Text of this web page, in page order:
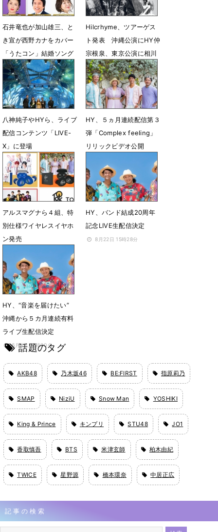
石井竜也が加山雄三、と
き宣が西野カナをカバー
「うたコン」結婚ソング
特集
6月5日 14時46分
Hilcrhyme、ツアーゲス
ト発表 沖縄公演にHY仲
宗根泉、東京公演に相川
七瀬が出演
12月16日 18時56分
八神純子やHYら、ライブ
配信コンテンツ「LIVE-
X」に登場
12月19日 16時07分
HY、５ヵ月連続配信第３
弾「Complex feeling」
リリックビデオ公開
アルスマグナら４組、特
別仕様ワイヤレスイヤホ
ン発売
HY、バンド結成20周年
記念LIVE生配信決定
8月22日 15時28分
HY、“音楽を届けたい”
沖縄から５カ月連続有料
ライブ生配信決定
6月5日 17時00分
話題のタグ
AKB48 乃木坂46 BE:FIRST 指原莉乃
SMAP NiziU Snow Man YOSHIKI
King & Prince キンプリ STU48 JO1
香取慎吾 BTS 米津玄師 柏木由紀
TWICE 星野源 橋本環奈 中居正広
記事の検索